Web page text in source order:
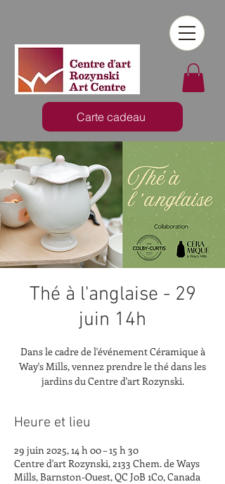
Carte cadeau
Thé à l'anglaise - 29
juin 14h
Dans le cadre de l'événement Céramique à
Way's Mills, vennez prendre le thé dans les
jardins du Centre d'art Rozynski.
Heure et lieu
29 juin 2025, 14 h 00 – 15 h 30
Centre d'art Rozynski, 2133 Chem. de Ways
Mills, Barnston-Ouest, QC J0B 1C0, Canada